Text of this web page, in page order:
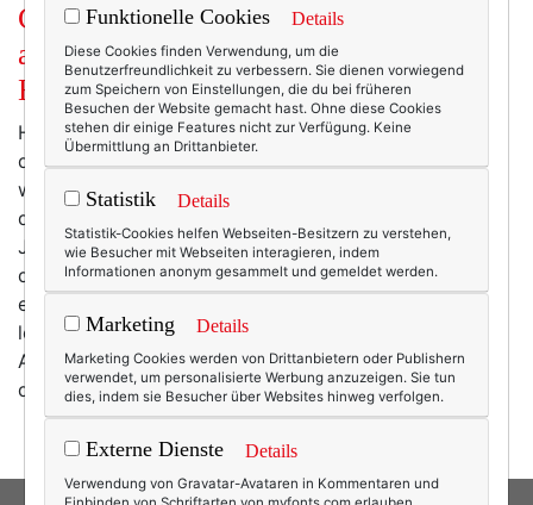
Clutch, Hobo Bag, Shopper und Co. -
alles über die (weibliche) Welt der
Handtaschen! ;-)
Handtaschen sind unsere beste Freundin! Zugegeben,
diese Aussage ist etwas überspitzt. Aber welche Frau
würde das Haus schon ohne ihre treueste Begleiterin,
die Handtasche, verlassen? Für Männer seit
Jahrzehnten ein einziges Rätsel, wissen wir Frauen um
die enorme Bedeutung der Handtasche. Haben wir sie
einst als praktisches Accessoire angesehen, welches
lediglich dazu diente, uns alle kleinen Utensilien des
Alltags optisch ansprechend aufzubewahren, hat sich
das Bild längst gewandelt.… mehr
Funktionelle Cookies Details
Diese Cookies finden Verwendung, um die
Benutzerfreundlichkeit zu verbessern. Sie dienen vorwiegend
zum Speichern von Einstellungen, die du bei früheren
Besuchen der Website gemacht hast. Ohne diese Cookies
stehen dir einige Features nicht zur Verfügung. Keine
Übermittlung an Drittanbieter.
Statistik Details
Statistik-Cookies helfen Webseiten-Besitzern zu verstehen,
wie Besucher mit Webseiten interagieren, indem
Informationen anonym gesammelt und gemeldet werden.
Marketing Details
Marketing Cookies werden von Drittanbietern oder Publishern
verwendet, um personalisierte Werbung anzuzeigen. Sie tun
dies, indem sie Besucher über Websites hinweg verfolgen.
Externe Dienste Details
Verwendung von Gravatar-Avataren in Kommentaren und